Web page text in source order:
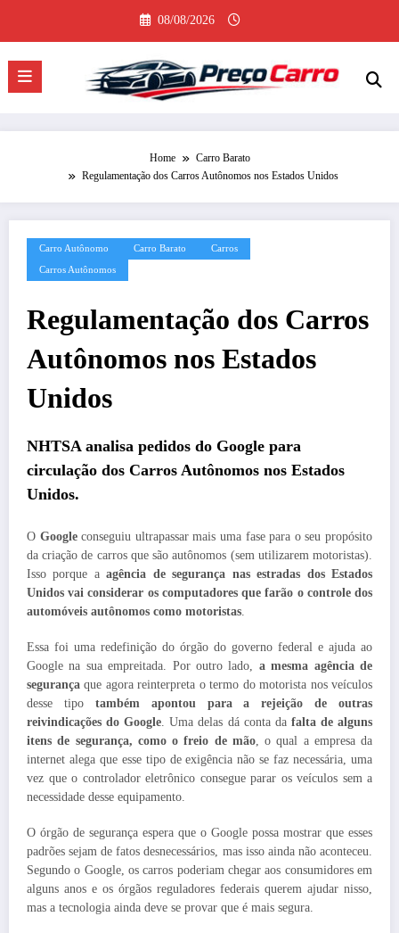
o
conteúdo
08/08/2026
Home
Carro Barato
Regulamentação dos Carros Autônomos nos Estados Unidos
Carro Autônomo Carro Barato Carros
Carros Autônomos
Regulamentação dos Carros
Autônomos nos Estados
Unidos
NHTSA analisa pedidos do Google para
circulação dos Carros Autônomos nos Estados
Unidos.
O Googleconseguiu ultrapassar mais uma fase para o seu propósito
da criação de carros que são autônomos (sem utilizarem motoristas).
Isso porque aagência de segurança nas estradas dos Estados
Unidos vai considerar os computadores que farão o controle dos
automóveis autônomos como motoristas
Essa foi uma redefinição do órgão do governo federal e ajuda ao
Google na sua empreitada. Por outro lado,
a mesma agência de
segurançaque agora reinterpreta o termo do motorista nos veículos
desse tipo também apontou para a rejeição de outras
reivindicações do Google . Uma delas dá conta da falta de alguns
itens de segurança, como o freio de mão, o qual a empresa da
internet alega que esse tipo de exigência não se faz necessária, uma
vez que o controlador eletrônico consegue parar os veículos sem a
necessidade desse equipamento.
O órgão de segurança espera que o Google possa mostrar que esses
padrões sejam de fatos desnecessários, mas isso ainda não aconteceu.
Segundo o Google, os carros poderiam chegar aos consumidores em
alguns anos e os órgãos reguladores federais querem ajudar nisso,
mas a tecnologia ainda deve se provar que é mais segura.